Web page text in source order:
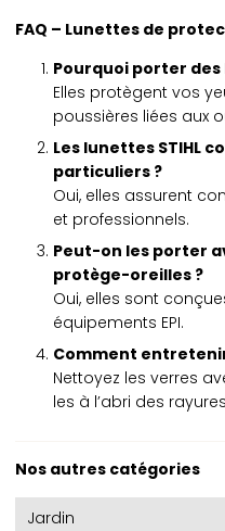
FAQ – Lunettes de
Pourquoi porter
Elles protègent vos
poussières liées aux
Les lunettes STIHL
particuliers ?
Oui, elles assurent
et professionnels.
Peut-on les porter
protège-oreilles ?
Oui, elles sont
équipements EPI.
Comment
Nettoyez les verres
les à l’abri des
Nos autres catégories
Jardin